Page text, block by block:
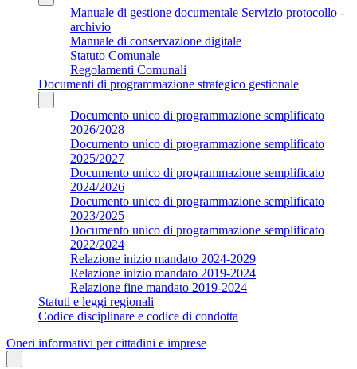
Manuale di gestione documentale Servizio protocollo -
archivio
Manuale di conservazione digitale
Statuto Comunale
Regolamenti Comunali
Documenti di programmazione strategico gestionale
Documento unico di programmazione semplificato
2026/2028
Documento unico di programmazione semplificato
2025/2027
Documento unico di programmazione semplificato
2024/2026
Documento unico di programmazione semplificato
2023/2025
Documento unico di programmazione semplificato
2022/2024
Relazione inizio mandato 2024-2029
Relazione inizio mandato 2019-2024
Relazione fine mandato 2019-2024
Statuti e leggi regionali
Codice disciplinare e codice di condotta
Oneri informativi per cittadini e imprese